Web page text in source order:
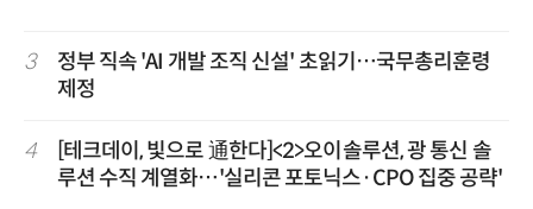
3
정부 직속 'AI 개발 조직 신설' 초읽기…국무총리훈령
제정
4
[테크데이, 빛으로 通한다]<2>오이솔루션, 광 통신 솔
루션 수직 계열화…'실리콘 포토닉스·CPO 집중 공략'